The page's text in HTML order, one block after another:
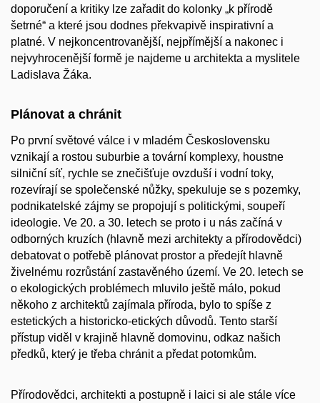
doporučení a kritiky lze zařadit do kolonky „k přírodě
šetrné“ a které jsou dodnes překvapivě inspirativní a
platné. V nejkoncentrovanější, nejpřímější a nakonec i
nejvyhrocenější formě je najdeme u architekta a myslitele
Ladislava Žáka.
Plánovat a chránit
Po první světové válce i v mladém Československu
vznikají a rostou suburbie a tovární komplexy, houstne
silniční síť, rychle se znečišťuje ovzduší i vodní toky,
rozevírají se společenské nůžky, spekuluje se s pozemky,
podnikatelské zájmy se propojují s politickými, soupeří
ideologie. Ve 20. a 30. letech se proto i u nás začíná v
odborných kruzích (hlavně mezi architekty a přírodovědci)
debatovat o potřebě plánovat prostor a předejít hlavně
živelnému rozrůstání zastavěného území. Ve 20. letech se
o ekologických problémech mluvilo ještě málo, pokud
někoho z architektů zajímala příroda, bylo to spíše z
estetických a historicko-etických důvodů. Tento starší
přístup viděl v krajině hlavně domovinu, odkaz našich
předků, který je třeba chránit a předat potomkům.
Přírodovědci, architekti a postupně i laici si ale stále více